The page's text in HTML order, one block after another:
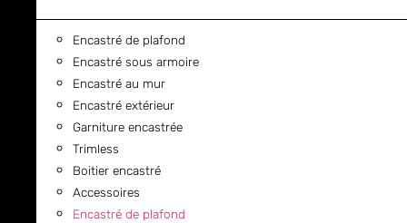
Encastré de plafond
Encastré sous armoire
Encastré au mur
Encastré extérieur
Garniture encastrée
Trimless
Boitier encastré
Accessoires
Encastré de plafond